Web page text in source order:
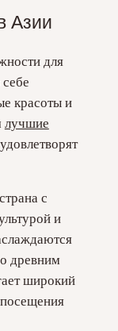
Азии
для
красоты и
лучшие
с
и
древним
широкий